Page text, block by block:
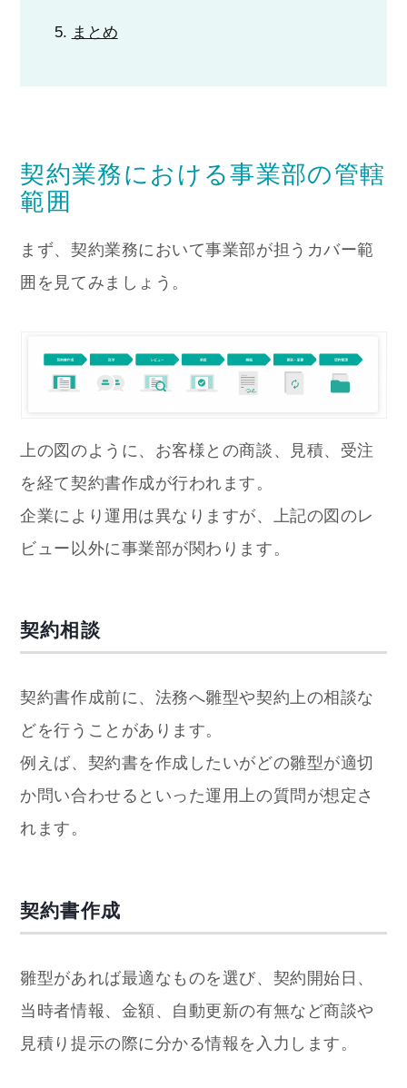
まとめ
契約業務における事業部の管轄
範囲
まず、契約業務において事業部が担うカバー範
囲を見てみましょう。
上の図のように、お客様との商談、見積、受注
を経て契約書作成が行われます。
企業により運用は異なりますが、上記の図のレ
ビュー以外に事業部が関わります。
契約相談
契約書作成前に、法務へ雛型や契約上の相談な
どを行うことがあります。
例えば、契約書を作成したいがどの雛型が適切
か問い合わせるといった運用上の質問が想定さ
れます。
契約書作成
雛型があれば最適なものを選び、契約開始日、
当時者情報、金額、自動更新の有無など商談や
見積り提示の際に分かる情報を入力します。